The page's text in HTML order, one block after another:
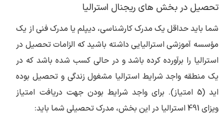
تحصیل در بخش های ریجنال استرالیا
شما باید حداقل یک مدرک کارشناسی، دیپلم یا مدرک فنی از یک
مؤسسه آموزشی استرالیایی داشته باشید که الزامات تحصیل در
استرالیا را برآورده کرده باشد و در حالی کسب شده باشد که در
یک منطقه واجد شرایط استرالیا مشغول زندگی و تحصیل بوده
اید (5 امتیاز). برای واجد شرایط بودن جهت دریافت امتیاز
ویزای 491 استرالیا در این بخش، مدرک تحصیلی شما باید: